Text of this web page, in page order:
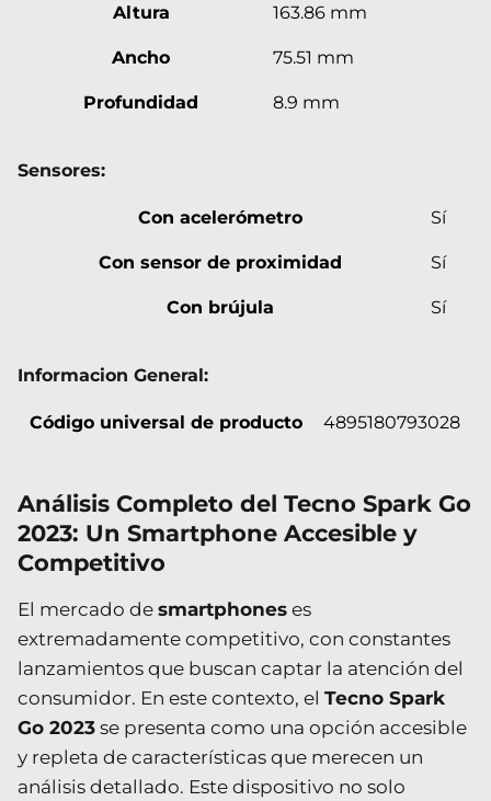
Altura 163.86 mm
Ancho 75.51 mm
Profundidad 8.9 mm
Sensores:
Con acelerómetro Sí
Con sensor de proximidad Sí
Con brújula Sí
Informacion General:
Código universal de producto 4895180793028
Análisis Completo del Tecno Spark Go
2023: Un Smartphone Accesible y
Competitivo
El mercado de smartphones es
extremadamente competitivo, con constantes
lanzamientos que buscan captar la atención del
consumidor. En este contexto, el Tecno Spark
Go 2023 se presenta como una opción accesible
y repleta de características que merecen un
análisis detallado. Este dispositivo no solo